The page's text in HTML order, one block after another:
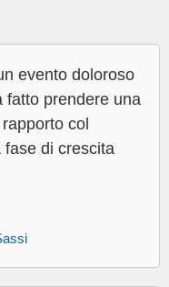
evento doloroso
fatto prendere una
col
fase di crescita